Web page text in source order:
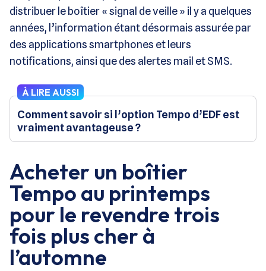
distribuer le boîtier « signal de veille » il y a quelques
années, l’information étant désormais assurée par
des applications smartphones et leurs
notifications, ainsi que des alertes mail et SMS.
À LIRE AUSSI
Comment savoir si l’option Tempo d’EDF est
vraiment avantageuse ?
Acheter un boîtier
Tempo au printemps
pour le revendre trois
fois plus cher à
l’automne